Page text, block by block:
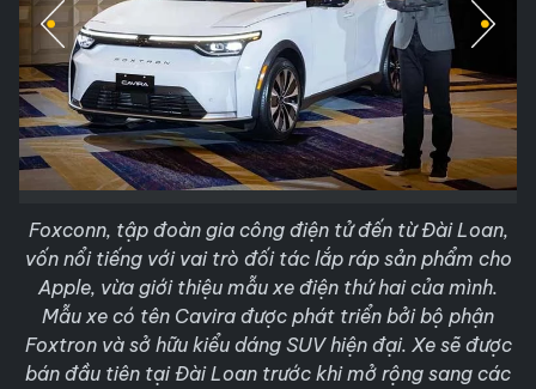
Foxconn, tập đoàn gia công điện tử đến từ Đài Loan,
vốn nổi tiếng với vai trò đối tác lắp ráp sản phẩm cho
Apple, vừa giới thiệu mẫu xe điện thứ hai của mình.
Mẫu xe có tên Cavira được phát triển bởi bộ phận
Foxtron và sở hữu kiểu dáng SUV hiện đại. Xe sẽ được
bán đầu tiên tại Đài Loan trước khi mở rộng sang các